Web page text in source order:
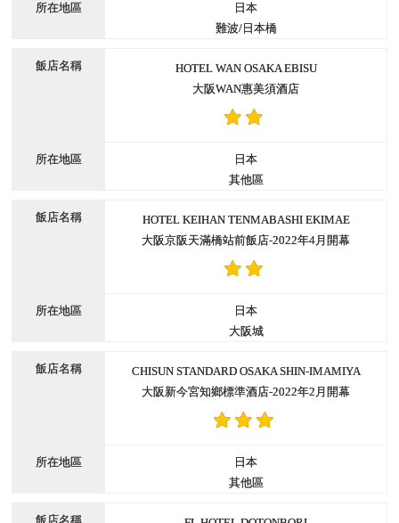
日本
難波/日本橋
HOTEL WAN OSAKA EBISU
大阪WAN惠美須酒店
日本
其他區
HOTEL KEIHAN TENMABASHI EKIMAE
大阪京阪天滿橋站前飯店-2022年4月開幕
日本
大阪城
CHISUN STANDARD OSAKA SHIN-IMAMIYA
大阪新今宮知鄉標準酒店-2022年2月開幕
日本
其他區